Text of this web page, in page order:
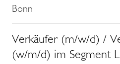
Bonn
Verkäufer (m/w/d) /
(w/m/d) im Segment